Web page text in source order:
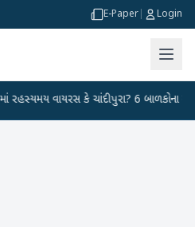
E-Paper Login
વાયરસ કે ચાંદીપુરા? 6 બાળકોના મોતથી